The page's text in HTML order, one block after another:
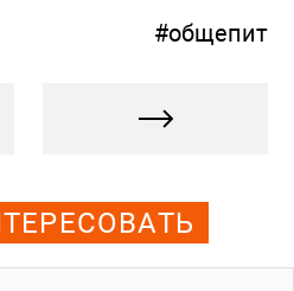
#общепит